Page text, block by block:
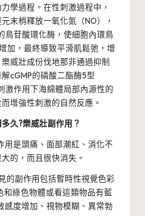
學過程。在性刺激過程中，
末梢釋放一氧化氮（NO），
鳥苷酸環化酶，使細胞內環鳥
加，最終導致平滑肌鬆弛，增
威壯成份伐地那非通過抑制
cGMP的磷酸二酯酶5型
激作用下海綿體局部內源性的
增強性刺激的自然反應。
久?樂威壯副作用？
用是頭痛、面部潮紅、消化不
的，而且很快消失。
的副作用包括暫時性視覺色彩
和綠色物體或看這類物品有藍
感度增加、視物模糊、異常勃